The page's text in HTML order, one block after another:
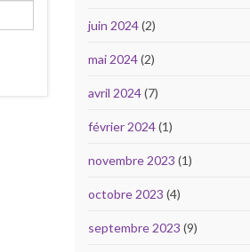
juin 2024(2)
mai 2024(2)
avril 2024(7)
février 2024(1)
novembre 2023 (1)
octobre 2023 (4)
septembre 2023 (9)